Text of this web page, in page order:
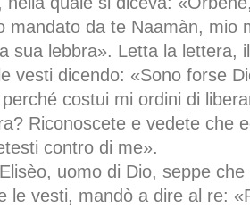
mandato da te Naamàn, mio
sua lebbra». Letta la lettera,
vesti dicendo: «Sono forse
costui mi ordini di
Riconoscete e vedete che
contro di me».
uomo di Dio, seppe che
le vesti, mandò a dire al re: